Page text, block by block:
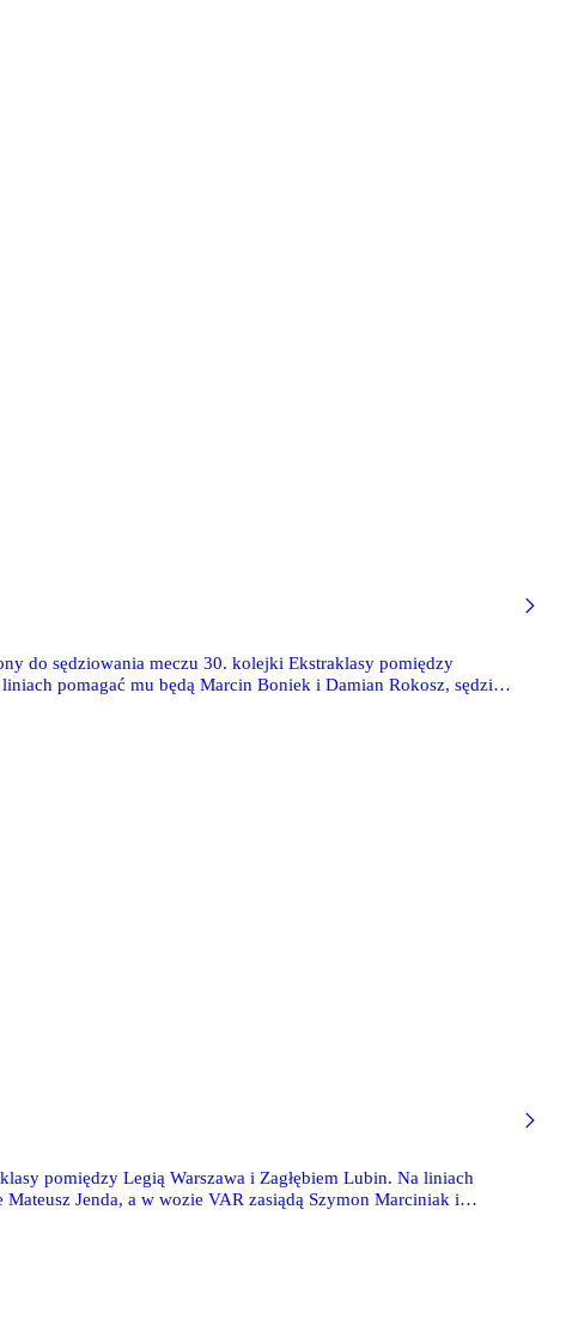
do sędziowania meczu 30. kolejki Ekstraklasy pomiędzy
pomagać mu będą Marcin Boniek i Damian Rokosz, sędzią
pomiędzy Legią Warszawa i Zagłębiem Lubin. Na liniach
Jenda, a w wozie VAR zasiądą Szymon Marciniak i